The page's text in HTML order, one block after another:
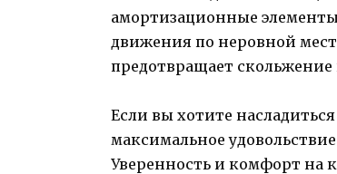
амортизационные
движения по неровной
предотвращает
Если вы хотите
максимальное
Уверенность и комфорт на